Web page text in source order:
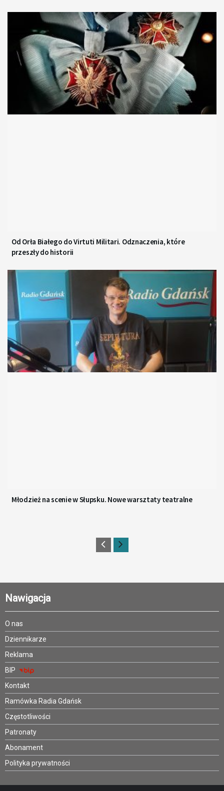
Od Orła Białego do Virtuti Militari. Odznaczenia, które
przeszły do historii
Młodzież na scenie w Słupsku. Nowe warsztaty teatralne
Nawigacja
O nas
Dziennikarze
Reklama
BIP
Kontakt
Ramówka Radia Gdańsk
Częstotliwości
Patronaty
Abonament
Polityka prywatności